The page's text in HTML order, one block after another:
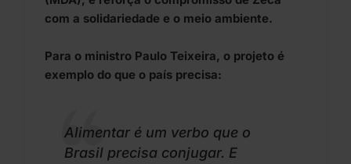
com a solidariedade e o meio ambiente.
Para o ministro Paulo Teixeira, o projeto é
exemplo do que o país precisa:
Alimentar é um verbo que o
Brasil precisa conjugar. E